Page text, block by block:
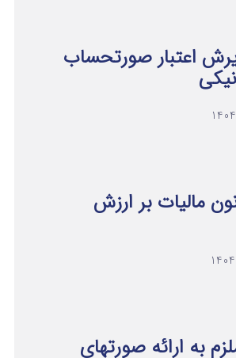
اعتبار صورتحساب
مالیات بر ارزش
به ارائه صورتهای